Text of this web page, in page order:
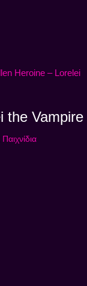
the Vampire
Παιχνίδια